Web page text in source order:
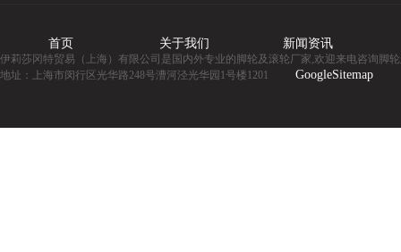
首页 关于我们 新闻资讯
伊莉莎冈特贸易（上海）有限公司是国内外专业的脚轮及滚轮厂家,欢迎来电咨询脚
地址：上海市闵行区光华路248号漕河泾光华园1号楼1201
GoogleSitemap